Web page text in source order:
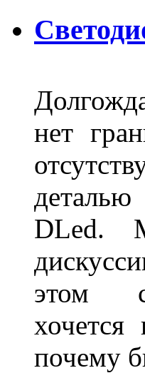
нет
DLed.
этом
хочется
почему